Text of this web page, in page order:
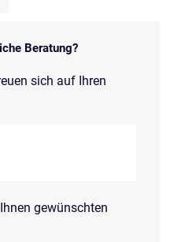
Beratung?
sich auf Ihren
gewünschten